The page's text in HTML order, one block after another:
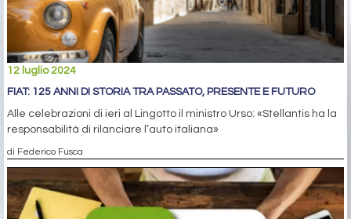
12 luglio 2024
FIAT: 125 ANNI DI STORIA TRA PASSATO, PRESENTE E FUTURO
Alle celebrazioni di ieri al Lingotto il ministro Urso: «Stellantis ha la
responsabilità di rilanciare l’auto italiana»
di Federico Fusca